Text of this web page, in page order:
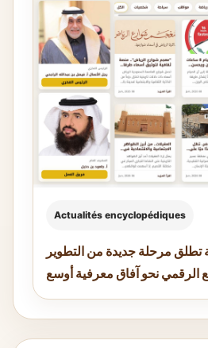
Actualités encyclopédiques
تطلق مرحلة جديدة من التطوير
الرقمي نحو آفاق معرفية أوسع